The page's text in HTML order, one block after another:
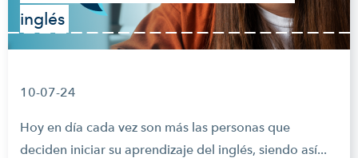
inglés
10-07-24
Hoy en día cada vez son más las personas que
deciden iniciar su aprendizaje del inglés, siendo así...